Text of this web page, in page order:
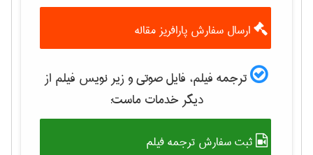
ارسال سفارش پارافریز مقاله
ترجمه فیلم، فایل صوتی و زیر نویس فیلم از
دیگر خدمات ماست:
ثبت سفارش ترجمه فیلم